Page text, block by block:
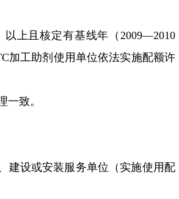
上且核定有基线年（2009—2010
加工助剂使用单位依法实施配额许
致。
设或安装服务单位（实施使用配